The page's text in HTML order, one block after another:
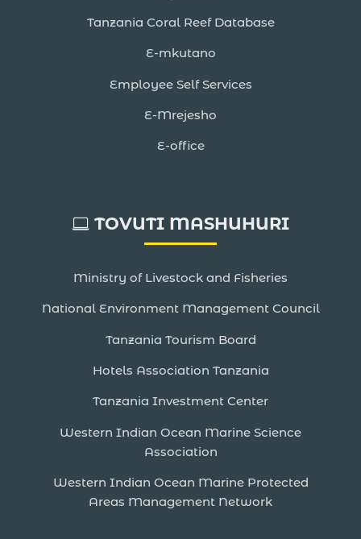
Tanzania Coral Reef Database
E-mkutano
Employee Self Services
E-Mrejesho
E-office
TOVUTI MASHUHURI
Ministry of Livestock and Fisheries
National Environment Management Council
Tanzania Tourism Board
Hotels Association Tanzania
Tanzania Investment Center
Western Indian Ocean Marine Science
Association
Western Indian Ocean Marine Protected
Areas Management Network